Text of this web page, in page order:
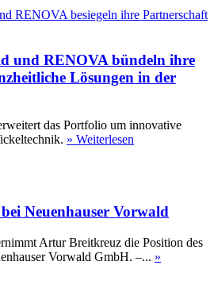
und RENOVA bündeln ihre
Lösungen in der
das Portfolio um innovative
» Weiterlesen
Neuenhauser Vorwald
Artur Breitkreuz die Position des
Vorwald GmbH. –... »